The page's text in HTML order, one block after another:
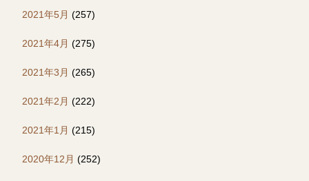
2021年5月 (257)
2021年4月 (275)
2021年3月 (265)
2021年2月 (222)
2021年1月 (215)
2020年12月 (252)